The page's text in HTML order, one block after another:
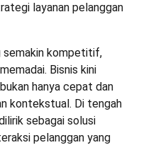
layanan pelanggan
semakin kompetitif,
Bisnis kini
hanya cepat dan
kontekstual. Di tengah
sebagai solusi
pelanggan yang